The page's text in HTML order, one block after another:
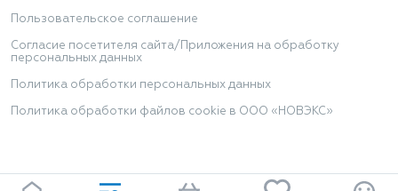
Пользовательское соглашение
Согласие посетителя сайта/Приложения на обработку
персональных данных
Политика обработки персональных данных
Политика обработки файлов cookie в ООО «НОВЭКС»